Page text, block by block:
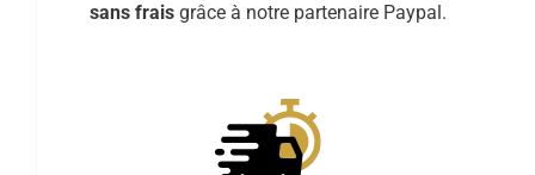
sans frais grâce à notre partenaire Paypal.